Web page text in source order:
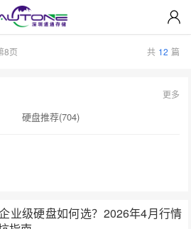
8页 共 12 篇
硬盘推荐(704)
(553)
(384)
更多
业级硬盘如何选？2026年4月行情